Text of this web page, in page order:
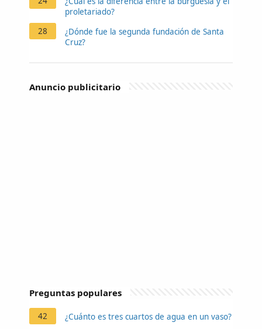
proletariado?
28
¿Dónde fue la segunda fundación de Santa
Cruz?
Anuncio publicitario
Preguntas populares
42 ¿Cuánto es tres cuartos de agua en un vaso?